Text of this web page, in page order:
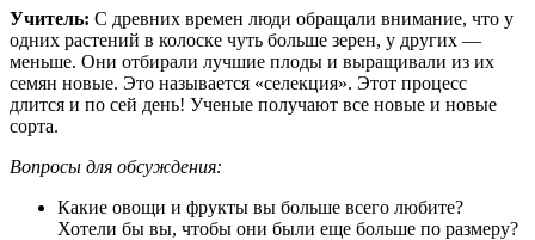
Учитель: С древних времен люди обращали внимание, что у
одних растений в колоске чуть больше зерен, у других —
меньше. Они отбирали лучшие плоды и выращивали из их
семян новые. Это называется «селекция». Этот процесс
длится и по сей день! Ученые получают все новые и новые
сорта.
Вопросы для обсуждения:
Какие овощи и фрукты вы больше всего любите?
Хотели бы вы, чтобы они были еще больше по размеру?